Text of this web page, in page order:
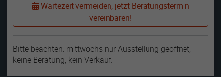
Wartezeit vermeiden, jetzt Beratungstermin
vereinbaren!
Bitte beachten: mittwochs nur Ausstellung geöffnet,
keine Beratung, kein Verkauf.